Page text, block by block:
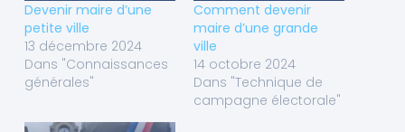
Devenir maire d’une
petite ville
13 décembre 2024
Dans "Connaissances
générales"
Comment devenir
maire d’une grande
ville
14 octobre 2024
Dans "Technique de
campagne électorale"